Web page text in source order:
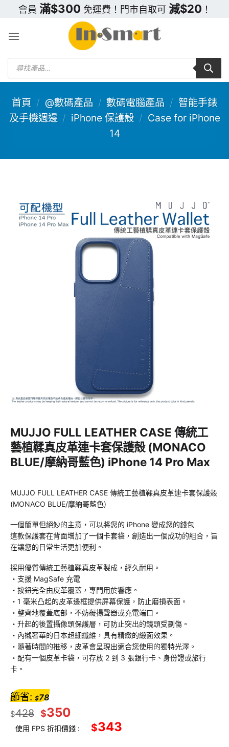
content
會員 滿$300 免運費！門市自取可 減$20 ！
Products
search
首頁 / @數碼產品 / 數碼電腦產品 / 智能手錶
及手機週邊 / iPhone 保護殼 / Case for iPhone
14
MUJJO FULL LEATHER CASE 傳統工
藝植鞣真皮革連卡套保護殻 (MONACO
BLUE/摩納哥藍色) iPhone 14 Pro Max
MUJJO FULL LEATHER CASE 傳統工藝植鞣真皮革連卡套保護殻
(MONACO BLUE/摩納哥藍色)
一個簡單但絕妙的主意，可以將您的 iPhone 變成您的錢包
這款保護套在背面增加了一個卡套袋，創造出一個成功的組合，旨
在讓您的日常生活更加便利。
採用優質傳統工藝植鞣真皮革製成，經久耐用。
・支援 MagSafe 充電
・按鈕完全由皮革覆蓋，專門用於響應。
・1 毫米凸起的皮革邊框提供屏幕保護，防止磨損表面。
・整齊地覆蓋底部，不妨礙揚聲器或充電端口。
・升起的後置攝像頭保護層，可防止突出的鏡頭受劃傷。
・內襯奢華的日本超細纖維，具有精緻的緞面效果。
・隨著時間的推移，皮革會呈現出適合您使用的獨特光澤。
・配有一個皮革卡袋，可存放 2 到 3 張銀行卡、身份證或旅行
卡。
$428 $350
節省: $78
使用 FPS 折扣價錢 : $343